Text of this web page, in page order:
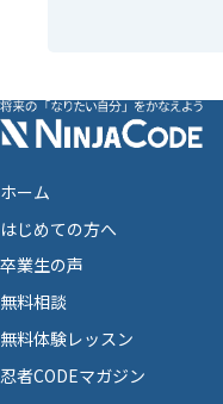
ホーム
はじめての方へ
卒業生の声
無料相談
無料体験レッスン
忍者CODEマガジン